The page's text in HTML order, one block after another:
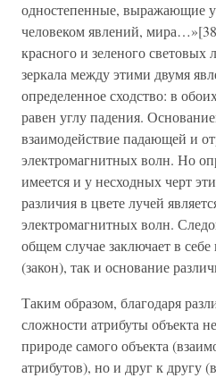
одностепенные, выражающие
человеком явлений,
красного и зеленого световых
зеркала между этими двумя
определенное сходство: в
равен углу падения.
взаимодействие падающей и
электромагнитных волн. Но
имеется и у несходных черт
различия в цвете лучей
электромагнитных волн.
общем случае заключает в себе
(закон), так и основание
Таким образом, благодаря
сложности атрибуты объекта
природе самого объекта
атрибутов), но и друг к другу